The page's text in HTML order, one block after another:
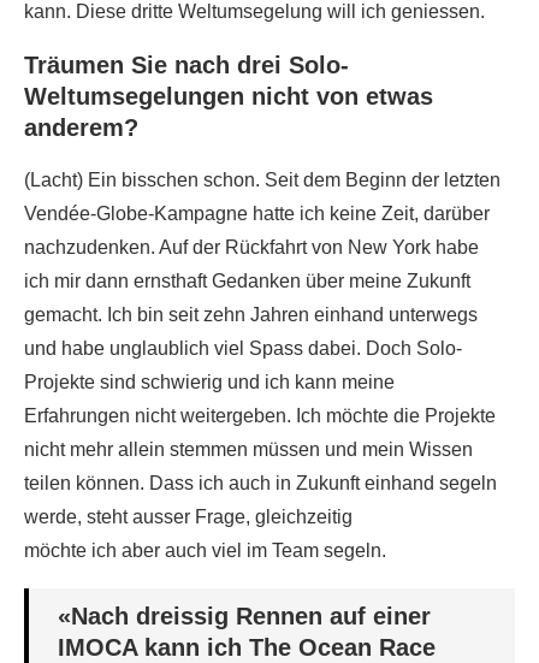
kann. Diese dritte Weltumsegelung will ich geniessen.
Träumen Sie nach drei Solo-
Weltumsegelungen nicht von etwas
anderem?
(Lacht) Ein bisschen schon. Seit dem Beginn der letzten
Vendée-Globe-Kampagne hatte ich keine Zeit, darüber
nachzudenken. Auf der Rückfahrt von New York habe
ich mir dann ernsthaft Gedanken über meine Zukunft
gemacht. Ich bin seit zehn Jahren einhand unterwegs
und habe unglaublich viel Spass dabei. Doch Solo-
Projekte sind schwierig und ich kann meine
Erfahrungen nicht weitergeben. Ich möchte die Projekte
nicht mehr allein stemmen müssen und mein Wissen
teilen können. Dass ich auch in Zukunft einhand segeln
werde, steht ausser Frage, gleichzeitig
möchte ich aber auch viel im Team segeln.
«Nach dreissig Rennen auf einer
IMOCA kann ich The Ocean Race